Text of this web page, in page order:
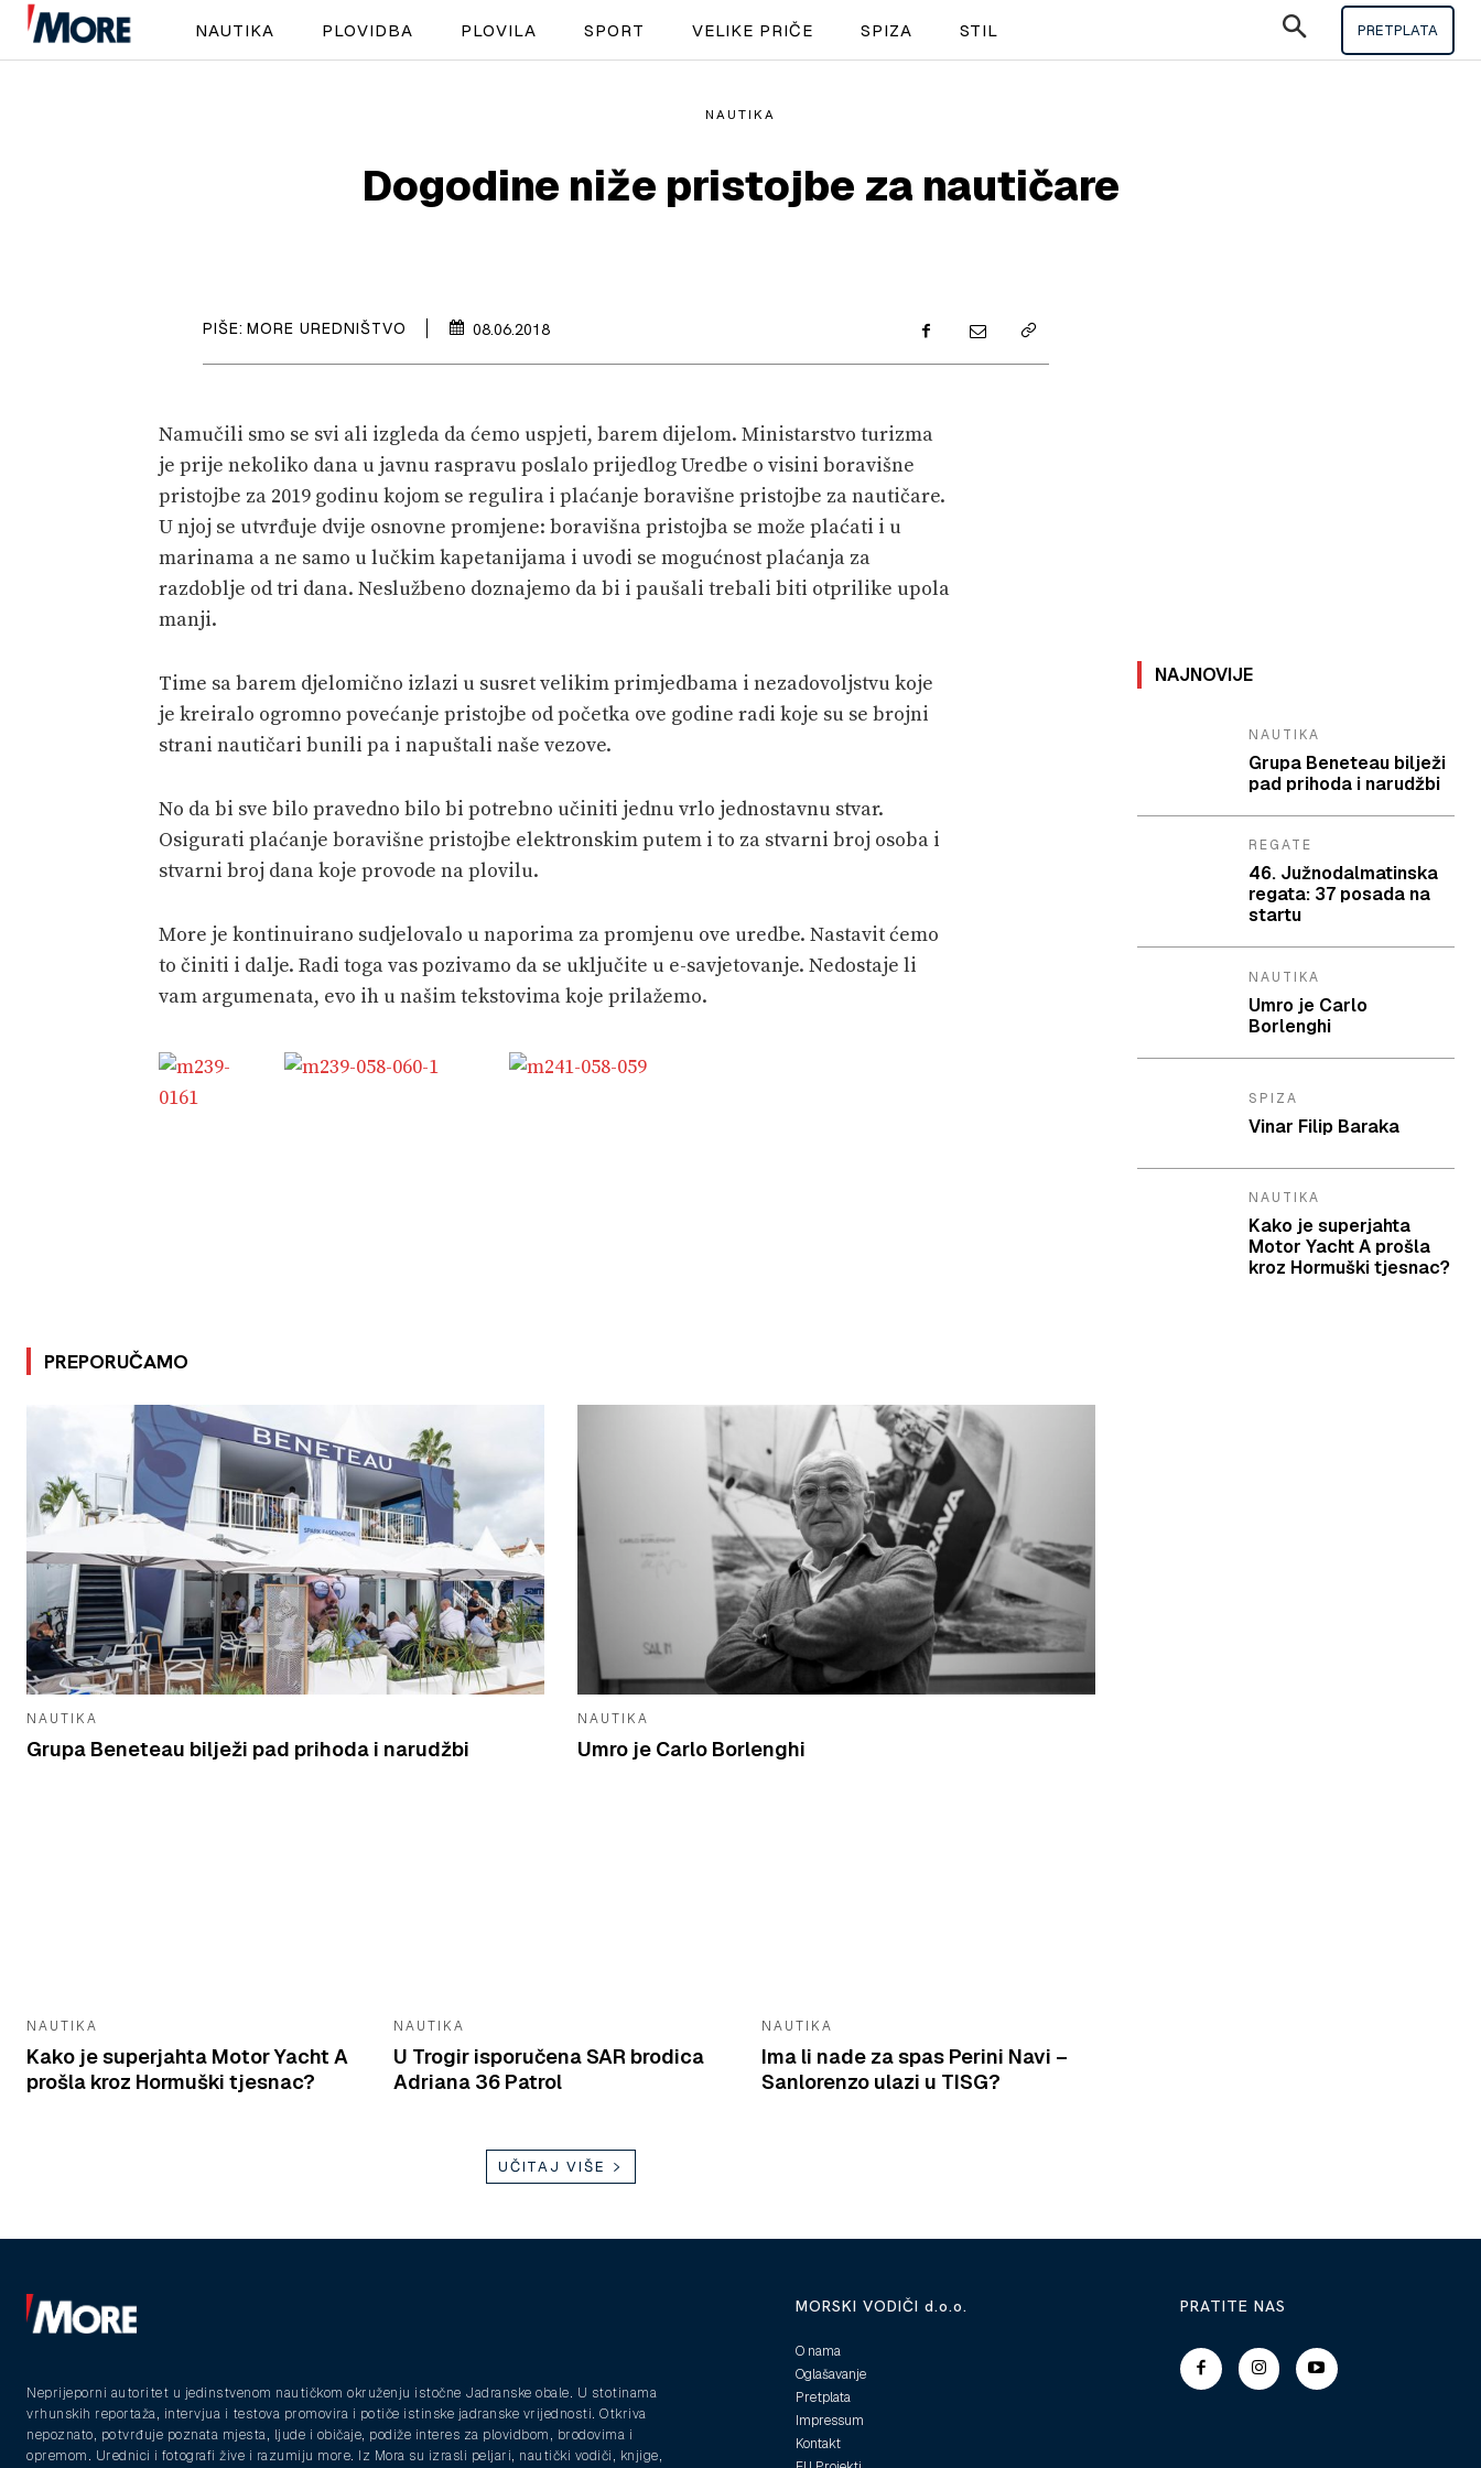
SPORT
PRETPLATA
SHOP
NAUTIKA PLOVIDBA PLOVILA SPORT VELIKE PRIČE SPIZA STIL PRETPLATA
NAUTIKA
Dogodine niže pristojbe za nautičare
PIŠE: MORE UREDNIŠTVO 08.06.2018
Namučili smo se svi ali izgleda da ćemo uspjeti, barem dijelom. Ministarstvo turizma
je prije nekoliko dana u javnu raspravu poslalo prijedlog Uredbe o visini boravišne
pristojbe za 2019 godinu kojom se regulira i plaćanje boravišne pristojbe za nautičare.
U njoj se utvrđuje dvije osnovne promjene: boravišna pristojba se može plaćati i u
marinama a ne samo u lučkim kapetanijama i uvodi se mogućnost plaćanja za
razdoblje od tri dana. Neslužbeno doznajemo da bi i paušali trebali biti otprilike upola
manji.
Time sa barem djelomično izlazi u susret velikim primjedbama i nezadovoljstvu koje
je kreiralo ogromno povećanje pristojbe od početka ove godine radi koje su se brojni
strani nautičari bunili pa i napuštali naše vezove.
No da bi sve bilo pravedno bilo bi potrebno učiniti jednu vrlo jednostavnu stvar.
Osigurati plaćanje boravišne pristojbe elektronskim putem i to za stvarni broj osoba i
stvarni broj dana koje provode na plovilu.
More je kontinuirano sudjelovalo u naporima za promjenu ove uredbe. Nastavit ćemo
to činiti i dalje. Radi toga vas pozivamo da se uključite u e-savjetovanje. Nedostaje li
vam argumenata, evo ih u našim tekstovima koje prilažemo.
PREPORUČAMO
NAUTIKA
Grupa Beneteau bilježi pad prihoda i narudžbi
NAUTIKA
Umro je Carlo Borlenghi
NAUTIKA
Kako je superjahta Motor Yacht A
prošla kroz Hormuški tjesnac?
NAUTIKA
U Trogir isporučena SAR brodica
Adriana 36 Patrol
NAUTIKA
Ima li nade za spas Perini Navi –
Sanlorenzo ulazi u TISG?
UČITAJ VIŠE
NAJNOVIJE
NAUTIKA
Grupa Beneteau bilježi
pad prihoda i narudžbi
REGATE
46. Južnodalmatinska
regata: 37 posada na
startu
NAUTIKA
Umro je Carlo
Borlenghi
SPIZA
Vinar Filip Baraka
NAUTIKA
Kako je superjahta
Motor Yacht A prošla
kroz Hormuški tjesnac?
Neprijeporni autoritet u jedinstvenom nautičkom okruženju istočne Jadranske obale. U stotinama
vrhunskih reportaža, intervjua i testova promovira i potiče istinske jadranske vrijednosti. Otkriva
nepoznato, potvrđuje poznata mjesta, ljude i običaje, podiže interes za plovidbom, brodovima i
opremom. Urednici i fotografi žive i razumiju more. Iz Mora su izrasli peljari, nautički vodiči, knjige,
MORSKI VODIČI d.o.o.
O nama
Oglašavanje
Pretplata
Impressum
Kontakt
PRATITE NAS